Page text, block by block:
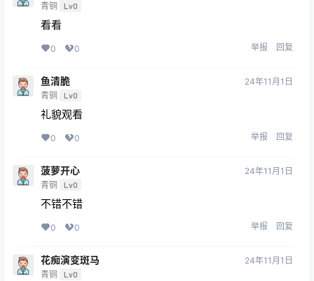
青铜 Lv0
看看
0 0 举报 回复
鱼清脆
青铜 Lv0
24年11月1日
礼貌观看
0 0 举报 回复
菠萝开心
青铜 Lv0
24年11月1日
不错不错
0 0 举报 回复
花痴演变斑马
青铜 Lv0
24年11月1日